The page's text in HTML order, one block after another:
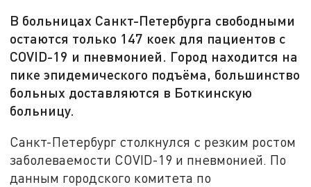
В больницах Санкт-Петербурга свободными
остаются только 147 коек для пациентов с
COVID-19 и пневмонией. Город находится на
пике эпидемического подъёма, большинство
больных доставляются в Боткинскую
больницу.
Санкт-Петербург столкнулся с резким ростом
заболеваемости COVID-19 и пневмонией. По
данным городского комитета по